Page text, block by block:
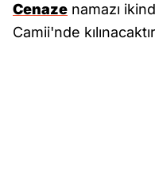
Cenaze namazı
Camii'nde